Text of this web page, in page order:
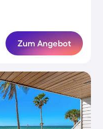
Zum Angebot